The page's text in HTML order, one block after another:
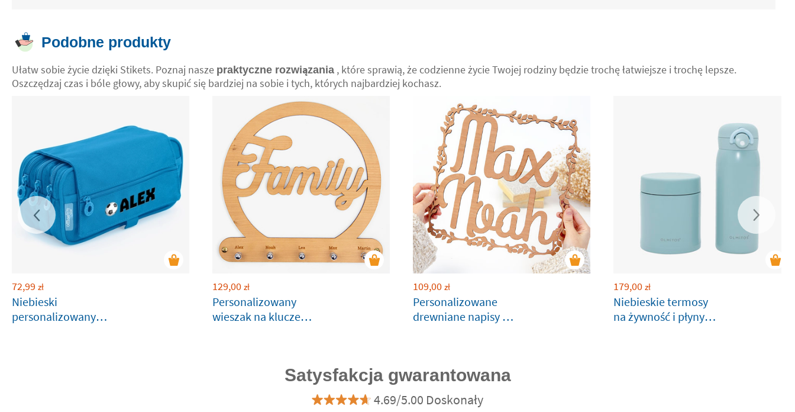
Podobne produkty
Ułatw sobie życie dzięki Stikets. Poznaj nasze praktyczne rozwiązania , które sprawią, że codzienne życie Twojej rodziny będzie trochę łatwiejsze i trochę lepsze.
Oszczędzaj czas i bóle głowy, aby skupić się bardziej na sobie i tych, których najbardziej kochasz.
72,99 zł
Niebieski
personalizowany
129,00 zł
Personalizowany
wieszak na klucze
109,00 zł
Personalizowane
drewniane napisy w
179,00 zł
Niebieskie termosy
na żywność i płyny
Satysfakcja gwarantowana
4.69/5.00 Doskonały